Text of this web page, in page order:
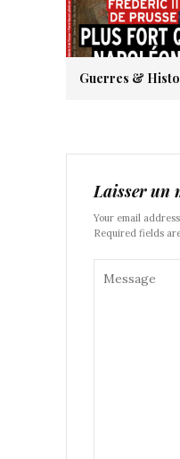
Guerres &
Laisser un
Your email
Required fields